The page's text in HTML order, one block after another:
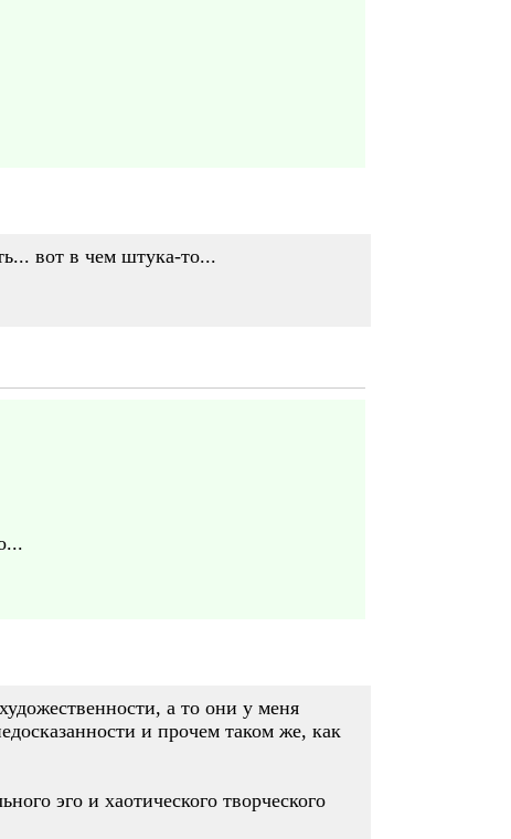
вот в чем штука-то...
а то они у меня
и прочем таком же, как
эго и хаотического творческого